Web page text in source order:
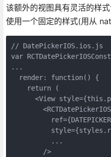
该额外的视图具有灵活的样
使用一个固定的样式(用从
// DatePickerIOS.ios.js
var
...
  render: function() {
    return (
<View
        <RCTDatePickerIOS
          ...
        />